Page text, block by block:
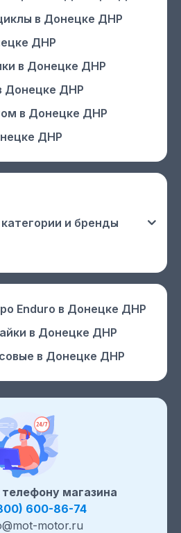
магазина
600-86-74
motor.ru
в Донецке ДНР
ДНР
в Донецке ДНР
Донецке ДНР
в Донецке ДНР
ДНР
и бренды
Enduro в Донецке ДНР
в Донецке ДНР
в Донецке ДНР